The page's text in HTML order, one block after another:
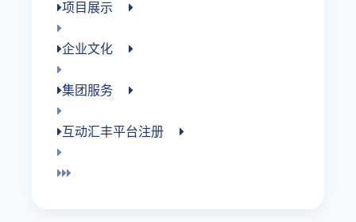
项目展示
企业文化
集团服务
互动汇丰平台注册